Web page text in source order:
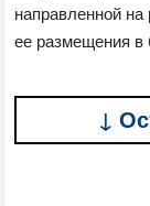
направленной
ее размещения в
↓